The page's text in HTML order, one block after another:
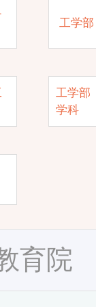
工学
工学部
学科
育院